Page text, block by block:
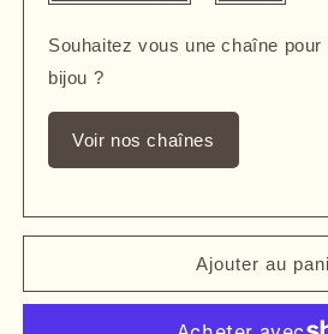
Souhaitez vous une chaîne
bijou ?
Voir nos chaînes
Ajouter au